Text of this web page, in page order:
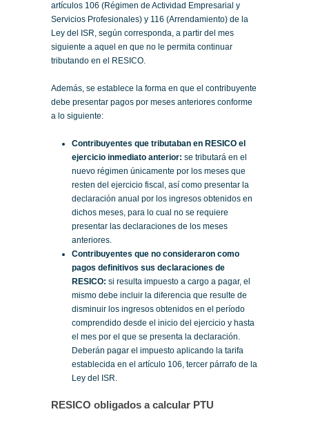
artículos 106 (Régimen de Actividad Empresarial y
Servicios Profesionales) y 116 (Arrendamiento) de la
Ley del ISR, según corresponda, a partir del mes
siguiente a aquel en que no le permita continuar
tributando en el RESICO.
Además, se establece la forma en que el contribuyente
debe presentar pagos por meses anteriores conforme
a lo siguiente:
Contribuyentes que tributaban en RESICO el
ejercicio inmediato anterior: se tributará en el
nuevo régimen únicamente por los meses que
resten del ejercicio fiscal, así como presentar la
declaración anual por los ingresos obtenidos en
dichos meses, para lo cual no se requiere
presentar las declaraciones de los meses
anteriores.
Contribuyentes que no consideraron como
pagos definitivos sus declaraciones de
RESICO: si resulta impuesto a cargo a pagar, el
mismo debe incluir la diferencia que resulte de
disminuir los ingresos obtenidos en el período
comprendido desde el inicio del ejercicio y hasta
el mes por el que se presenta la declaración.
Deberán pagar el impuesto aplicando la tarifa
establecida en el artículo 106, tercer párrafo de la
Ley del ISR.
RESICO obligados a calcular PTU